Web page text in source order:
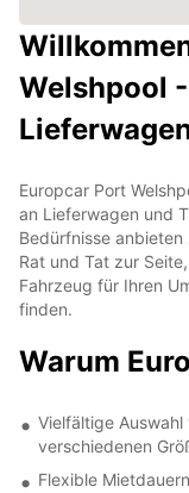
Welshpool
Europcar Port
an Lieferwagen und
Bedürfnisse
Rat und Tat zur
Fahrzeug für Ihren
finden.
Warum
Vielfältige
verschiedenen
Flexible